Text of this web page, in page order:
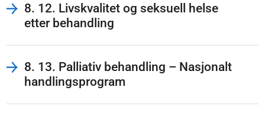
8. 12. Livskvalitet og seksuell helse
etter behandling
8. 13. Palliativ behandling – Nasjonalt
handlingsprogram